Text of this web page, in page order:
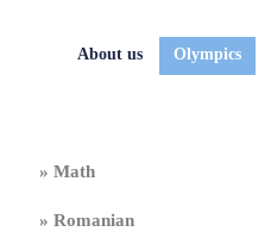
About us Olympics
» Math
» Romanian